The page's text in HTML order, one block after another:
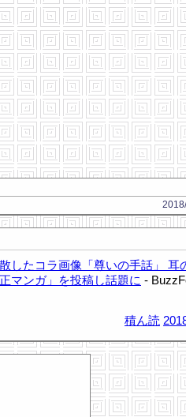
したコラ画像「尊いの手話」 耳
マンガ」を投稿し話題に -
積ん読